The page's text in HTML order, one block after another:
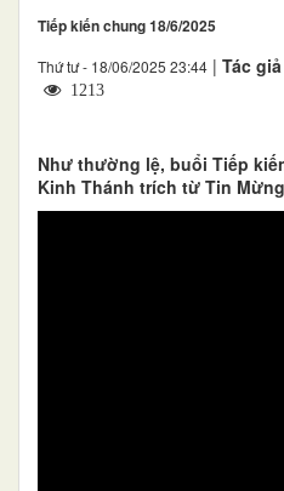
Tiếp kiến chung 18/6/2025
Thứ tư - 18/06/2025 23:44 | Tác
1213
Như thường lệ, buổi Tiếp
Kinh Thánh trích từ Tin